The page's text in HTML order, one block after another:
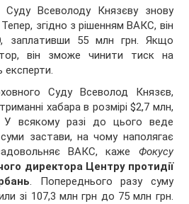
Суду Всеволоду Князєву знову
згідно з рішенням ВАКС, він
заплативши 55 млн грн. Якщо
він зможе чинити тиск на
експерти.
Суду Всеволод Князєв,
хабара в розмірі $2,7 млн,
всякому разі до цього веде
застави, на чому наполягає
ВАКС, каже Фокусу
директора Центру протидії
. Попереднього разу суму
зі 107,3 млн грн до 75 млн грн.